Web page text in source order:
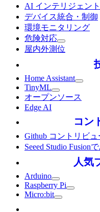
AI インテリジェント
デバイス統合・制御
環境モニタリング
危険対応
屋内外測位
Home Assistant
TinyML
オープンソース
Edge AI
コン
Github コントリビ
Seeed Studio Fusion
人気
Arduino
Raspberry Pi
Micro:bit